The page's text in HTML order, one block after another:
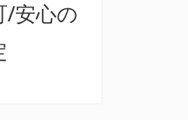
/安心の